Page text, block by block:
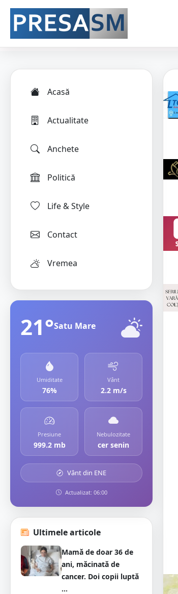
Acasă
Actualitate
Anchete
Politică
Life & Style
Contact
Vremea
21°Satu Mare
Umiditate
76%
Vânt
2.2 m/s
Presiune
999.2 mb
Nebulozitate
cer senin
Vânt din ENE
Actualizat: 06:00
Ultimele articole
Mamă de doar 36 de
ani, măcinată de
cancer. Doi copii luptă
...